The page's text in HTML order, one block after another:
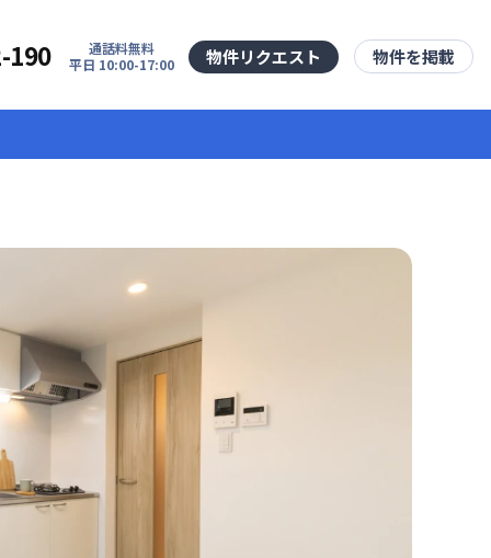
190
通話料無料
平日 10:00-17:00
物件リクエスト 物件を掲載